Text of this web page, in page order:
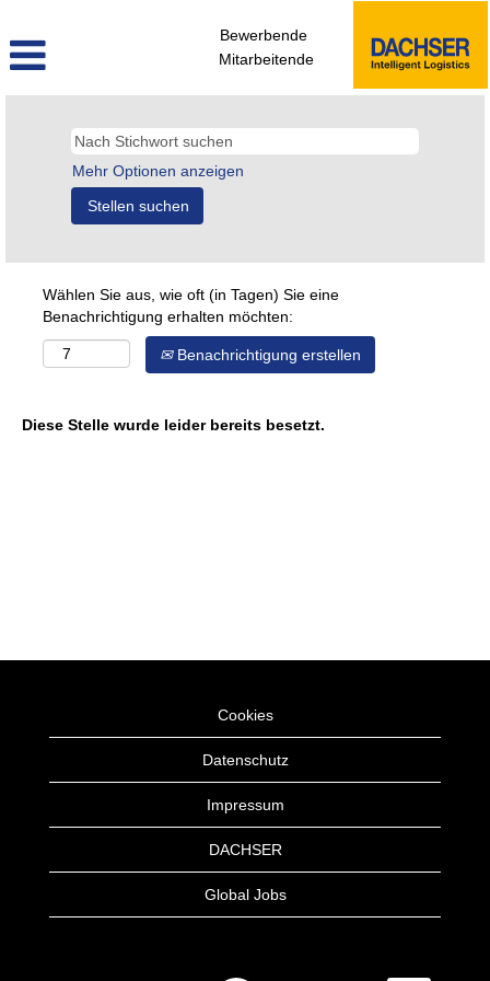
Bewerbende
Mitarbeitende
Mehr Optionen anzeigen
Wählen Sie aus, wie oft (in Tagen) Sie eine
Benachrichtigung erhalten möchten:
Benachrichtigung erstellen
Diese Stelle wurde leider bereits besetzt.
Cookies
Datenschutz
Impressum
DACHSER
Global Jobs